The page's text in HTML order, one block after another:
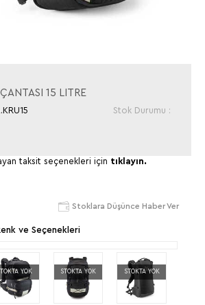
15 LITRE
Stok Durumu :
taksit seçenekleri için tıklayın.
Stoklara Düşünce Haber Ver
ve Seçenekleri
YOK STOKTA YOK STOKTA YOK